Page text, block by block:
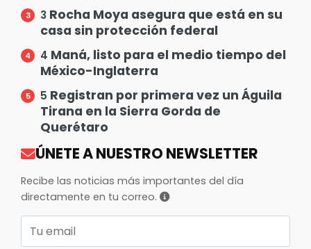
3 Rocha Moya asegura que está en su
casa sin protección federal
4 Maná, listo para el medio tiempo del
México-Inglaterra
5 Registran por primera vez un Águila
Tirana en la Sierra Gorda de
Querétaro
ÚNETE A NUESTRO NEWSLETTER
Recibe las noticias más importantes del día
directamente en tu correo.